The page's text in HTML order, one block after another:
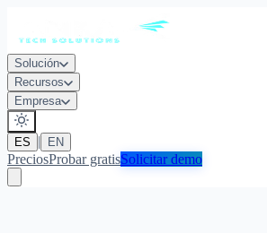
Solución
Recursos
Empresa
ES | EN
PreciosProbar gratisSolicitar demo